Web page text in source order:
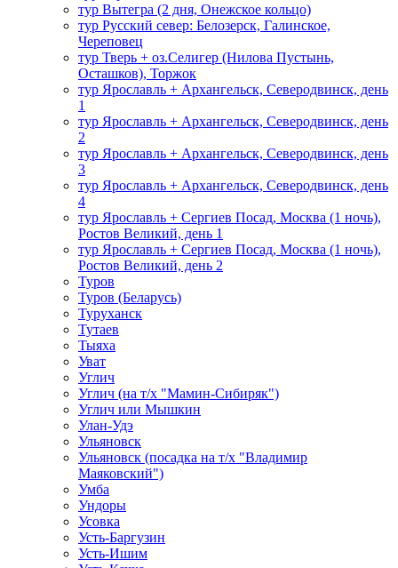
тур Вытегра (2 дня, Онежское кольцо)
тур Русский север: Белозерск, Галинское,
Череповец
тур Тверь + оз.Селигер (Нилова Пустынь,
Осташков), Торжок
тур Ярославль + Архангельск, Северодвинск, день
1
тур Ярославль + Архангельск, Северодвинск, день
2
тур Ярославль + Архангельск, Северодвинск, день
3
тур Ярославль + Архангельск, Северодвинск, день
4
тур Ярославль + Сергиев Посад, Москва (1 ночь),
Ростов Великий, день 1
тур Ярославль + Сергиев Посад, Москва (1 ночь),
Ростов Великий, день 2
Туров
Туров (Беларусь)
Туруханск
Тутаев
Тыяха
Уват
Углич
Углич (на т/х "Мамин-Сибиряк")
Углич или Мышкин
Улан-Удэ
Ульяновск
Ульяновск (посадка на т/х "Владимир
Маяковский")
Умба
Ундоры
Усовка
Усть-Баргузин
Усть-Ишим